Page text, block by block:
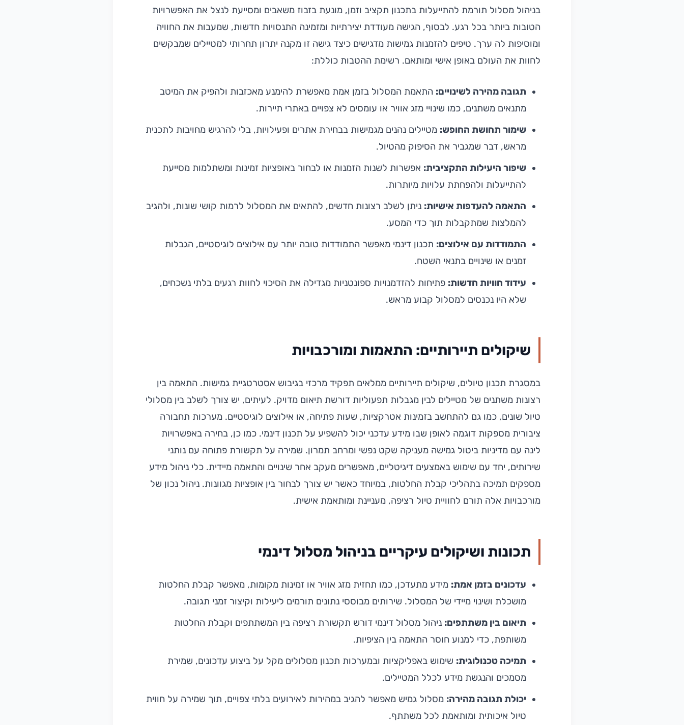
בניהול מסלול תורמת להתייעלות בתכנון תקציב וזמן, מונעת בזבוז משאבים ומסייעת לנצל את האפשרויות
הטובות ביותר בכל רגע. לבסוף, הגישה מעודדת יצירתיות ומזמינה התנסויות חדשות, שמעבות את החוויה
ומוסיפות לה ערך. טיפים להזמנות גמישות מדגישים כיצד גישה זו מקנה יתרון תחרותי למטיילים שמבקשים
לחוות את העולם באופן אישי ומותאם. רשימת ההטבות כוללת:
תגובה מהירה לשינויים: התאמת המסלול בזמן אמת מאפשרת להימנע מאכזבות ולהפיק את המיטב
מתנאים משתנים, כמו שינויי מזג אוויר או עומסים לא צפויים באתרי תיירות.
שימור תחושת החופש: מטיילים נהנים מגמישות בבחירת אתרים ופעילויות, בלי להרגיש מחויבות לתכנית
מראש, דבר שמגביר את הסיפוק מהטיול.
שיפור היעילות התקציבית: אפשרות לשנות הזמנות או לבחור באופציות זמינות ומשתלמות מסייעת
להתייעלות ולהפחתת עלויות מיותרות.
התאמה להעדפות אישיות: ניתן לשלב רצונות חדשים, להתאים את המסלול לרמות קושי שונות, ולהגיב
להמלצות שמתקבלות תוך כדי המסע.
התמודדות עם אילוצים: תכנון דינמי מאפשר התמודדות טובה יותר עם אילוצים לוגיסטיים, הגבלות
זמנים או שינויים בתנאי השטח.
עידוד חוויות חדשות: פתיחות להזדמנויות ספונטניות מגדילה את הסיכוי לחוות רגעים בלתי נשכחים,
שלא היו נכנסים למסלול קבוע מראש.
שיקולים תיירותיים: התאמות ומורכבויות
במסגרת תכנון טיולים, שיקולים תיירותיים ממלאים תפקיד מרכזי בגיבוש אסטרטגיית גמישות. התאמה בין
רצונות משתנים של מטיילים לבין מגבלות תפעוליות דורשת תיאום מדויק. לעיתים, יש צורך לשלב בין מסלולי
טיול שונים, כמו גם להתחשב בזמינות אטרקציות, שעות פתיחה, או אילוצים לוגיסטיים. מערכות תחבורה
ציבורית מספקות דוגמה לאופן שבו מידע עדכני יכול להשפיע על תכנון דינמי. כמו כן, בחירה באפשרויות
לינה עם מדיניות ביטול גמישה מעניקה שקט נפשי ומרחב תמרון. שמירה על תקשורת פתוחה עם נותני
שירותים, יחד עם שימוש באמצעים דיגיטליים, מאפשרים מעקב אחר שינויים והתאמה מיידית. כלי ניהול מידע
מספקים תמיכה בתהליכי קבלת החלטות, במיוחד כאשר יש צורך לבחור בין אופציות מגוונות. ניהול נכון של
מורכבויות אלה תורם לחוויית טיול רציפה, מעניינת ומותאמת אישית.
תכונות ושיקולים עיקריים בניהול מסלול דינמי
עדכונים בזמן אמת: מידע מתעדכן, כמו תחזית מזג אוויר או זמינות מקומות, מאפשר קבלת החלטות
מושכלת ושינוי מיידי של המסלול. שירותים מבוססי נתונים תורמים ליעילות וקיצור זמני תגובה.
תיאום בין משתתפים: ניהול מסלול דינמי דורש תקשורת רציפה בין המשתתפים וקבלת החלטות
משותפת, כדי למנוע חוסר התאמה בין הציפיות.
תמיכה טכנולוגית: שימוש באפליקציות ובמערכות תכנון מסלולים מקל על ביצוע עדכונים, שמירת
מסמכים והנגשת מידע לכלל המטיילים.
יכולת תגובה מהירה: מסלול גמיש מאפשר להגיב במהירות לאירועים בלתי צפויים, תוך שמירה על חווית
טיול איכותית ומותאמת לכל משתתף.